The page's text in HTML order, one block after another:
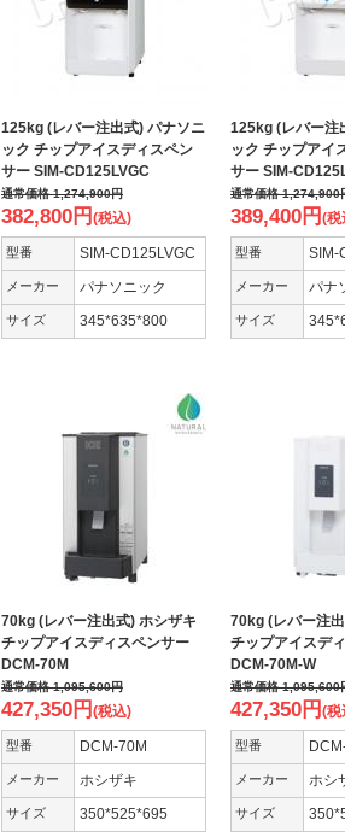
125kg (レバー注出式) パナソニ
ック チップアイスディスペン
サー SIM-CD125LVGC
通常価格1,274,900円
382,800円 (税込)
型番 SIM-CD125LVGC
メーカー パナソニック
サイズ 345*635*800
125kg (レバー注
ック チップアイ
サー SIM-
通常価格1,274,900
389,400円 (税
型番 SIM-
メーカー パナ
サイズ
70kg (レバー注出式) ホシザキ
チップアイスディスペンサー
DCM-70M
通常価格1,095,600円
427,350円 (税込)
型番 DCM-70M
メーカー ホシザキ
サイズ 350*525*695
70kg (レバー注
チップアイスデ
DCM-70M-W
通常価格1,095,600
427,350円 (税
型番
メーカー ホシ
サイズ